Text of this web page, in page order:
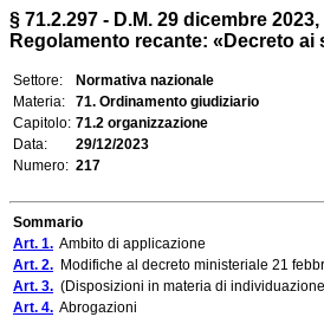
§ 71.2.297 - D.M. 29 dicembre 2023,
Regolamento recante: «Decreto
Settore:
Normativa nazionale
Materia:
71. Ordinamento giudiziario
Capitolo: 71.2 organizzazione
Data:
29/12/2023
Numero: 217
Sommario
Art. 1. Ambito di applicazione
Art. 2. Modifiche al decreto ministeriale 21
Art. 3. (Disposizioni in materia di
Art. 4. Abrogazioni